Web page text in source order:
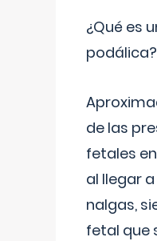
¿Qué es
podálica?
de las
fetales
al llegar
nalgas,
fetal que